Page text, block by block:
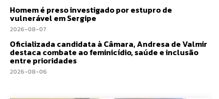
Homem é preso investigado por estupro de
vulnerável em Sergipe
2026-08-07
Oficializada candidata à Câmara, Andresa de Valmir
destaca combate ao feminicídio, saúde e inclusão
entre prioridades
2026-08-06